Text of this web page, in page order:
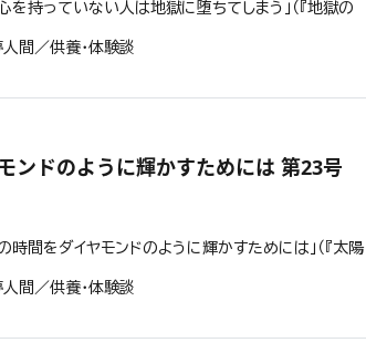
持っていない人は地獄に堕ちてしまう」（『地獄の
間／供養・体験談
ンドのように輝かすためには 第23号
間をダイヤモンドのように輝かすためには」（『太陽
間／供養・体験談